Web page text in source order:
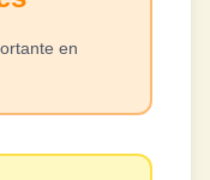
en